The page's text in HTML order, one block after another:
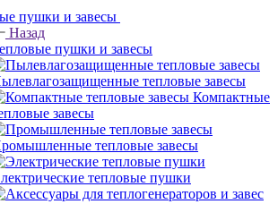
пушки и завесы
Назад
пушки и завесы
тепловые завесы
Компактные
завесы
тепловые завесы
тепловые пушки